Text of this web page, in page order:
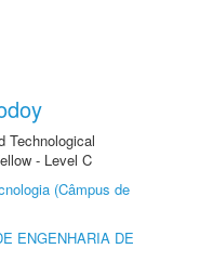
Technological
- Level C
(Câmpus de
ENGENHARIA DE